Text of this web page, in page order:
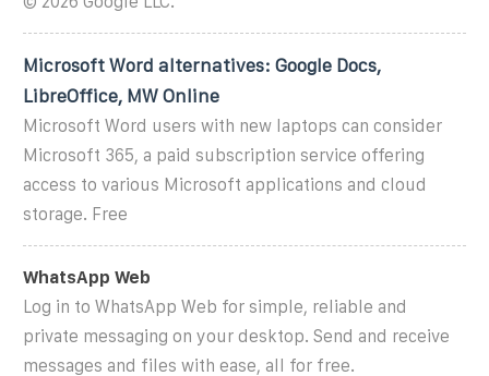
Microsoft Word alternatives: Google Docs,
LibreOffice, MW Online
Microsoft Word users with new laptops can consider
Microsoft 365, a paid subscription service offering
access to various Microsoft applications and cloud
storage. Free
WhatsApp Web
Log in to WhatsApp Web for simple, reliable and
private messaging on your desktop. Send and receive
messages and files with ease, all for free.